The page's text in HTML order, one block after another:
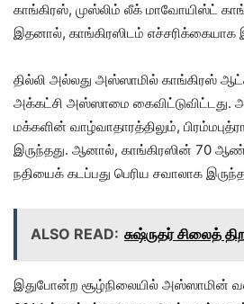
காங்கிரஸ், முஸ்லிம் லீக் மாவோயிஸ்ட்
இதனால், காங்கிரஸிடம் எச்சரிக்கையாக
தில்லி அல்லது அஸ்ஸாமில் காங்கிரஸ்
அக்கட்சி அஸ்ஸாமை கைவிட்டுவிட்டது.
மக்களின் வாழ்வாதாரத்திலும்,
இருந்தது. ஆனால், காங்கிரஸின் 70
நதியைக் கடப்பது பெரிய சவாலாக
ALSO READ: சுஷ்ருதர் சிலைத்
இதுபோன்ற சூழ்நிலையில் அஸ்ஸாமின்